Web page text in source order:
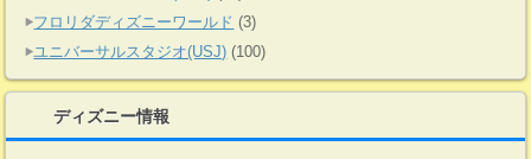
フロリダディズニーワールド (3)
ユニバーサルスタジオ(USJ) (100)
ディズニー情報